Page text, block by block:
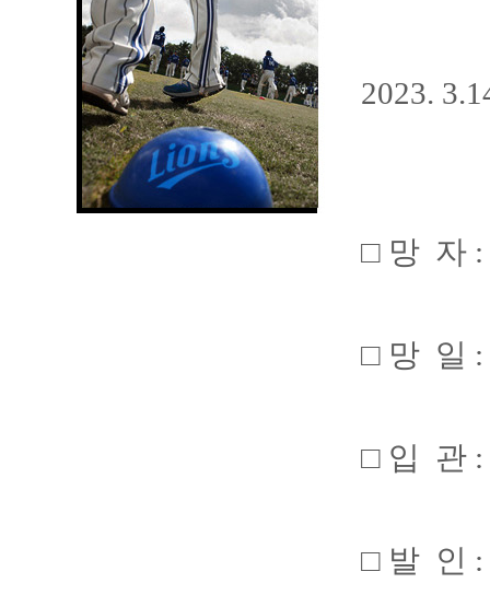
2023.
□ 망 자 :
□ 망 일 :
□ 입 관 :
□ 발 인 :